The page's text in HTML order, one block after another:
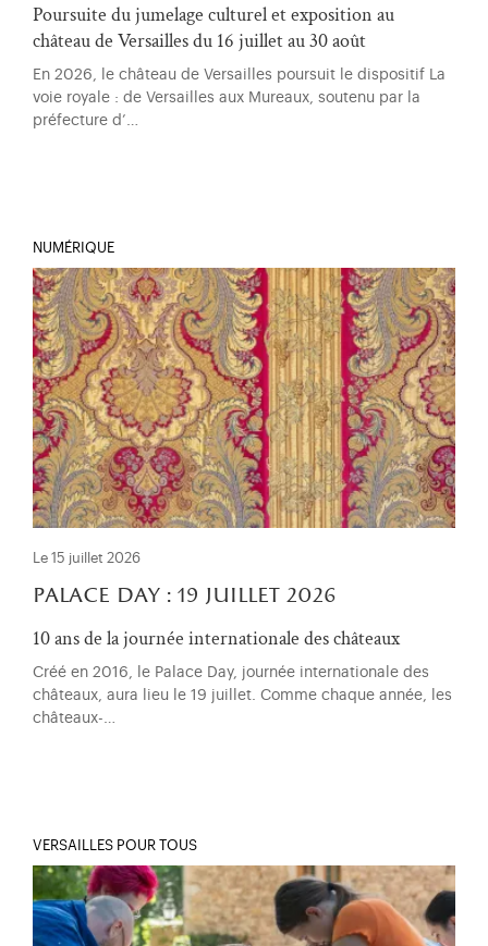
Poursuite du jumelage culturel et exposition au
château de Versailles du 16 juillet au 30 août
En 2026, le château de Versailles poursuit le dispositif La
voie royale : de Versailles aux Mureaux, soutenu par la
préfecture d’…
NUMÉRIQUE
Le 15 juillet 2026
palace day : 19 juillet 2026
10 ans de la journée internationale des châteaux
Créé en 2016, le Palace Day, journée internationale des
châteaux, aura lieu le 19 juillet. Comme chaque année, les
châteaux-…
VERSAILLES POUR TOUS